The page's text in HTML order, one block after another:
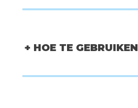
+ HOE TE GEBRUIKEN